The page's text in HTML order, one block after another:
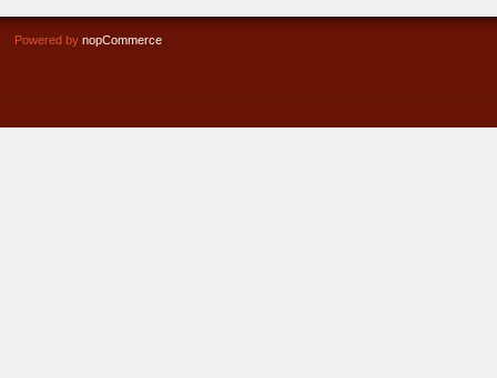
Powered by nopCommerce